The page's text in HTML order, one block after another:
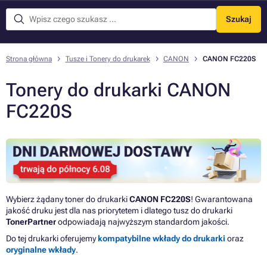
Szukaj
Menu
Strona główna Tusze i Tonery do drukarek CANON CANON FC220S
Tonery do drukarki CANON
FC220S
Wybierz żądany toner do drukarkiCANON FC220S! Gwarantowana
jakość druku jest dla nas priorytetem i dlatego tusz do drukarki
TonerPartnerodpowiadają najwyższym standardom jakości.
Do tej drukarki oferujemykompatybilne wkłady do drukarki oraz
oryginalne wkłady.